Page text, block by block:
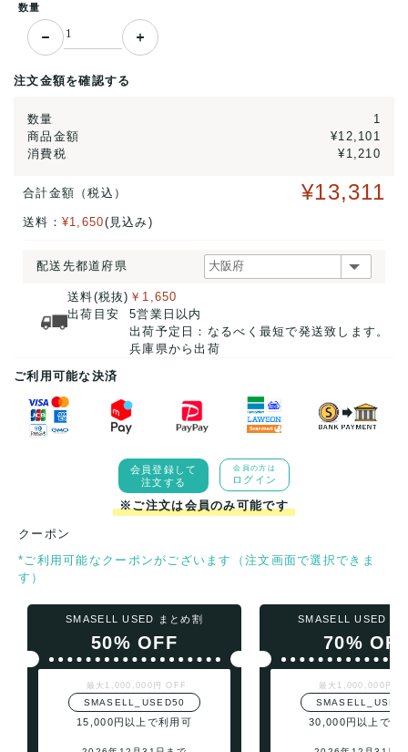
数量
注文金額を確認する
数量
1
商品金額
¥12,101
消費税
¥1,210
合計金額（税込） ¥13,311
送料： ¥1,650(見込み)
配送先都道府県
送料(税抜)
出荷目安
￥1,650
5営業日以内
出荷予定日：なるべく最短で発送致します。
兵庫県から出荷
ご利用可能な決済
会員登録して
注文する
会員の方は
ログイン
※ご注文は会員のみ可能です
クーポン
*ご利用可能なクーポンがございます（注文画面で選択できま
す）
SMASELL USED まとめ割
50% OFF
最大1,000,000円 OFF
SMASELL_USED50
15,000円以上で利用可
SMASELL USED ま
70%
最大1,000,000円
30,000円以上で利